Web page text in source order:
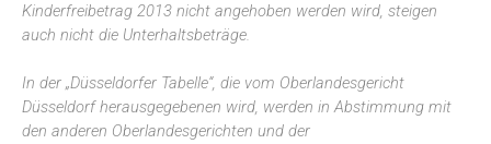
Kinderfreibetrag 2013 nicht angehoben werden wird, steigen
auch nicht die Unterhaltsbeträge.
In der „Düsseldorfer Tabelle“, die vom Oberlandesgericht
Düsseldorf herausgegebenen wird, werden in Abstimmung mit
den anderen Oberlandesgerichten und der